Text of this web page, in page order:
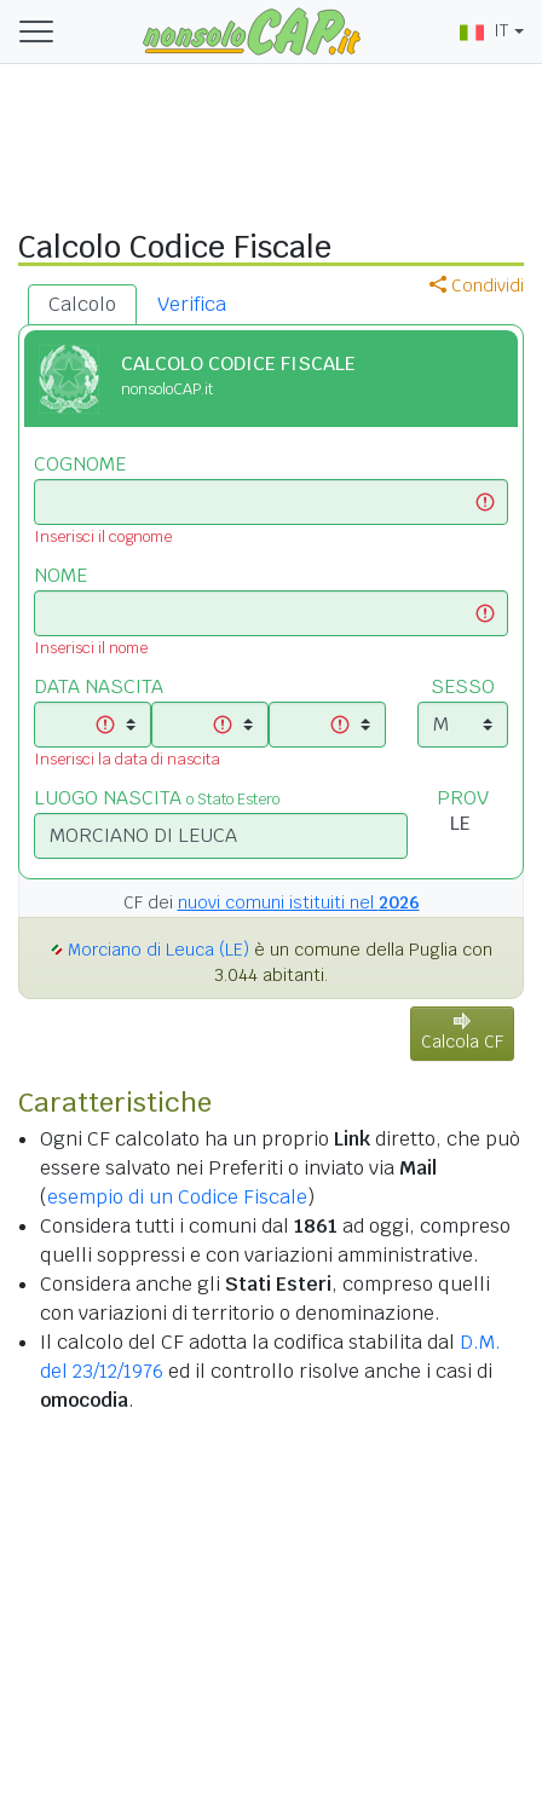
IT
Calcolo Codice Fiscale
Condividi
Calcolo Verifica
CALCOLO CODICE FISCALE
nonsoloCAP.it
COGNOME
Inserisci il cognome
NOME
Inserisci il nome
DATA NASCITA
Inserisci la data di nascita
SESSO
LUOGO NASCITA o Stato Estero PROV
CF dei nuovi comuni istituiti nel 2026
Morciano di Leuca (LE) è un comune della Puglia con
3.044 abitanti.
Calcola CF
Caratteristiche
Ogni CF calcolato ha un proprio Linkdiretto, che può
essere salvato nei Preferiti o inviato via Mail
(esempio di un Codice Fiscale)
Considera tutti i comuni dal 1861 ad oggi, compreso
quelli soppressi e con variazioni amministrative.
Considera anche gli Stati Esteri, compreso quelli
con variazioni di territorio o denominazione.
Il calcolo del CF adotta la codifica stabilita dal D.M.
del 23/12/1976 ed il controllo risolve anche i casi di
omocodia.